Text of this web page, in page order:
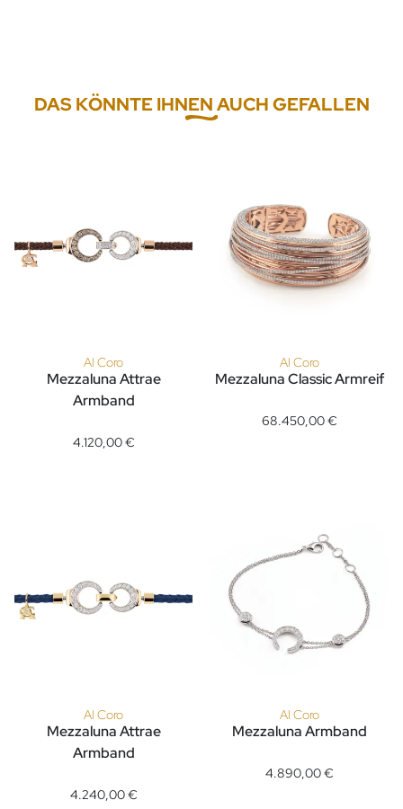
DAS KÖNNTE IHNEN AUCH GEFALLEN
Al Coro
Mezzaluna Attrae
Armband
Al Coro Mezzaluna Attrae Armband, Ref: BAL3CR18_
4.120,00 €
Al Coro
Mezzaluna Classic Armreif
68.450,00 €
Al Coro
Mezzaluna Attrae
Armband
Al Coro Mezzaluna Attrae Armband, Ref:
4.240,00 €
Al Coro
Mezzaluna Armband
4.890,00 €